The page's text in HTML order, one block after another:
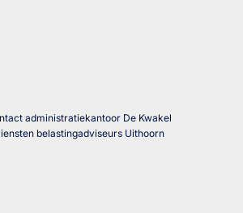
administratiekantoor De Kwakel
belastingadviseurs Uithoorn